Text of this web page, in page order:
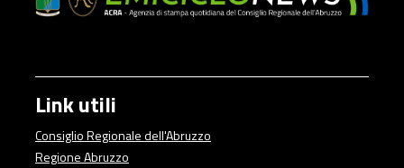
Link utili
Consiglio Regionale dell'Abruzzo
Regione Abruzzo